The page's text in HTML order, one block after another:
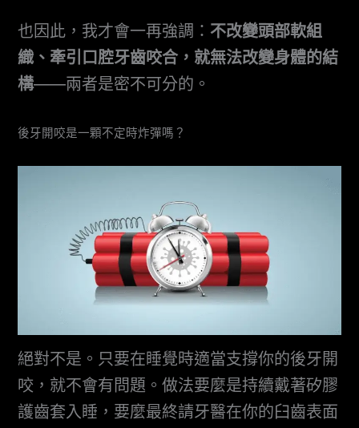
也因此，我才會一再強調： 不改變頭部軟組
織、牽引口腔牙齒咬合，就無法改變身體的結
構——兩者是密不可分的。
後牙開咬是一顆不定時炸彈嗎？
絕對不是。只要在睡覺時適當支撐你的後牙開
咬，就不會有問題。做法要麼是持續戴著矽膠
護齒套入睡，要麼最終請牙醫在你的臼齒表面